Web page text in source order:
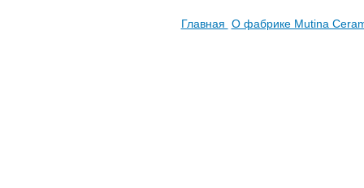
Главная О фабрике Mutina